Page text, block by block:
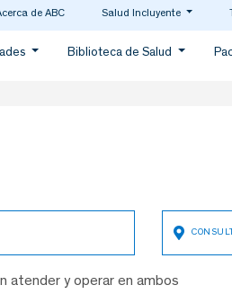
de ABC Salud Incluyente
Biblioteca de Salud
atender y operar en ambos